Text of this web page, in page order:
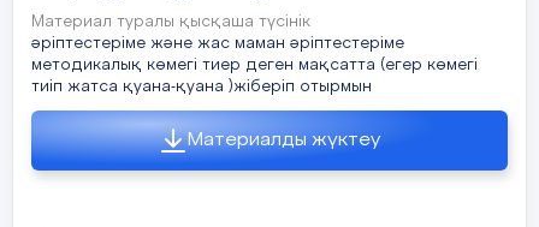
[ 1 ; 612] [ 0 ; 88 ] [ - 1 ; 77 ] ( 66 ; + ∞ )
99 ) ( 0; + ∞ ) ( - 123 ; + ∞ ) ( - 1111; 0 ] (
8123 ] ( 7; 210 ] ( - 100; 80 ] (- ∞ ; 1500
451715 ] (- ∞ ; 1005 ] (- ∞ ; 456 ] [ 2789
Материал туралы қысқаша түсінік
әріптестеріме және жас маман әріптестеріме
методикалық көмегі тиер деген мақсатта (егер көмегі
тиіп жатса қуана-қуана )жіберіп отырмын
Материалды жүктеу